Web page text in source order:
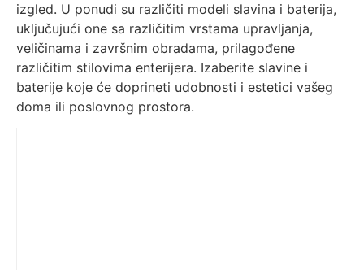
izgled. U ponudi su različiti modeli slavina i baterija,
uključujući one sa različitim vrstama upravljanja,
veličinama i završnim obradama, prilagođene
različitim stilovima enterijera. Izaberite slavine i
baterije koje će doprineti udobnosti i estetici vašeg
doma ili poslovnog prostora.